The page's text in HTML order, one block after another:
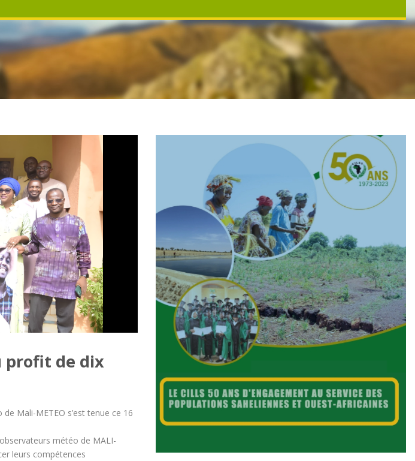
profit de dix
Mali-METEO s’est tenue ce 16
météo de MALI-
leurs compétences